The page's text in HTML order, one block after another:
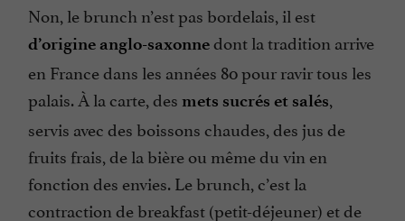
Non, le brunch n’est pas bordelais, il est
d’origine anglo-saxonnedont la tradition arrive
en France dans les années 80 pour ravir tous les
palais. À la carte, des mets sucrés et salés
servis avec des boissons chaudes, des jus de
fruits frais, de la bière ou même du vin en
fonction des envies. Le brunch, c’est la
contraction de breakfast (petit-déjeuner) et de